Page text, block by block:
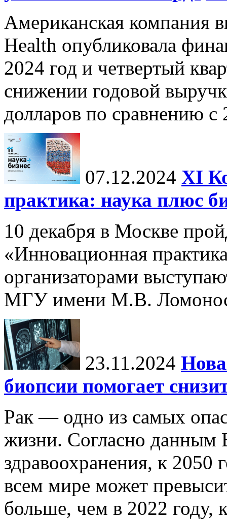
Американская компания
Health опубликовала
2024 год и четвертый
снижении годовой
долларов по сравнению с
07.12.2024 ХI
практика: наука плюс
10 декабря в Москве
«Инновационная
организаторами
МГУ имени М.В.
23.11.2024
биопсии помогает
Рак — одно из самых
жизни. Согласно данным
здравоохранения, к 2050
всем мире может
больше, чем в 2022 году,